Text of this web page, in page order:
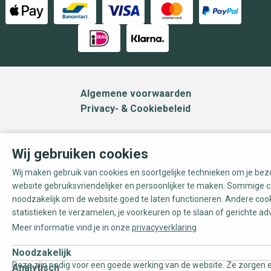
Algemene voorwaarden
Privacy- & Cookiebeleid
Wij gebruiken cookies
Wij maken gebruik van cookies en soortgelijke technieken om je
website gebruiksvriendelijker en persoonlijker te maken. Sommige
noodzakelijk om de website goed te laten functioneren. Andere
statistieken te verzamelen, je voorkeuren op te slaan of gerichte
Meer informatie vind je in onze privacyverklaring
Noodzakelijk
Deze zijn nodig voor een goede werking van de website. Ze zorgen
Analytisch